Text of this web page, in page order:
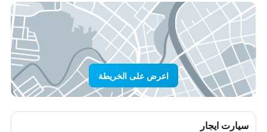
اعرض على الخريطة
سيارت ايجار